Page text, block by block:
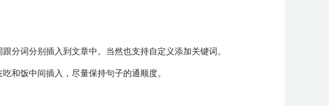
分词分别插入到文章中。当然也支持自定义添加关键词。
和饭中间插入，尽量保持句子的通顺度。